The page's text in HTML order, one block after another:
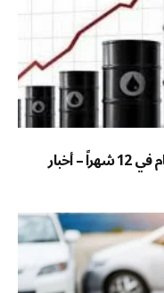
السعودية تنتج 3.462 مليار برميل نفط خام في 12 شهراً – أخبار